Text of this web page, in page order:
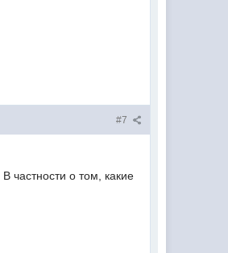
#7
частности о том, какие